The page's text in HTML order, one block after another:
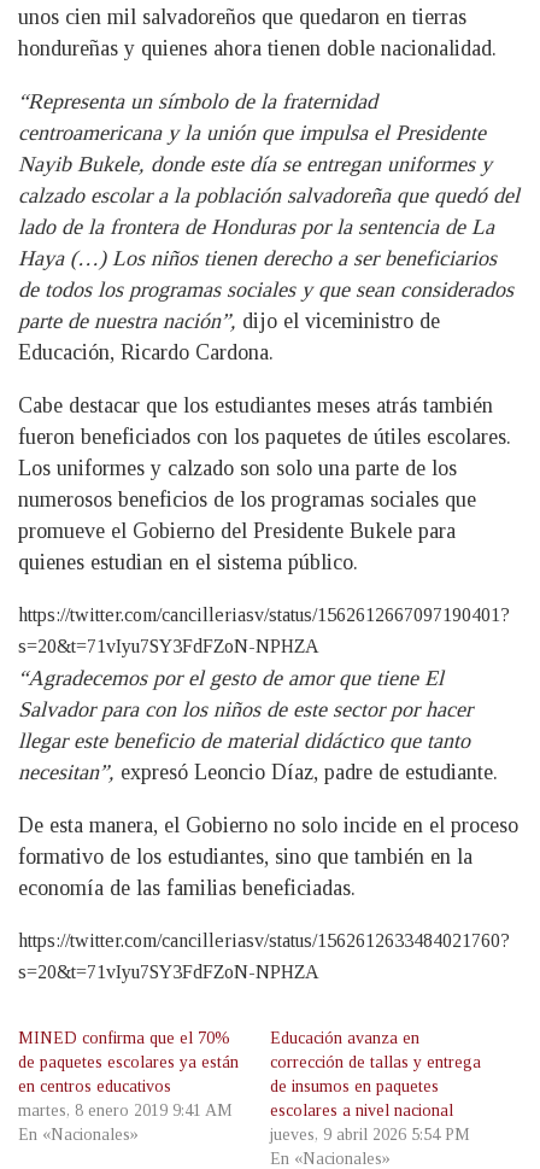
unos cien mil salvadoreños que quedaron en tierras
hondureñas y quienes ahora tienen doble nacionalidad.
“Representa un símbolo de la fraternidad
centroamericana y la unión que impulsa el Presidente
Nayib Bukele, donde este día se entregan uniformes y
calzado escolar a la población salvadoreña que quedó del
lado de la frontera de Honduras por la sentencia de La
Haya (…) Los niños tienen derecho a ser beneficiarios
de todos los programas sociales y que sean considerados
parte de nuestra nación”, dijo el viceministro de
Educación, Ricardo Cardona.
Cabe destacar que los estudiantes meses atrás también
fueron beneficiados con los paquetes de útiles escolares.
Los uniformes y calzado son solo una parte de los
numerosos beneficios de los programas sociales que
promueve el Gobierno del Presidente Bukele para
quienes estudian en el sistema público.
https://twitter.com/cancilleriasv/status/1562612667097190401?
s=20&t=71vIyu7SY3FdFZoN-NPHZA
“Agradecemos por el gesto de amor que tiene El
Salvador para con los niños de este sector por hacer
llegar este beneficio de material didáctico que tanto
necesitan”, expresó Leoncio Díaz, padre de estudiante.
De esta manera, el Gobierno no solo incide en el proceso
formativo de los estudiantes, sino que también en la
economía de las familias beneficiadas.
https://twitter.com/cancilleriasv/status/1562612633484021760?
s=20&t=71vIyu7SY3FdFZoN-NPHZA
MINED confirma que el 70%
de paquetes escolares ya están
en centros educativos
martes, 8 enero 2019 9:41 AM
En «Nacionales»
Educación avanza en
corrección de tallas y entrega
de insumos en paquetes
escolares a nivel nacional
jueves, 9 abril 2026 5:54 PM
En «Nacionales»